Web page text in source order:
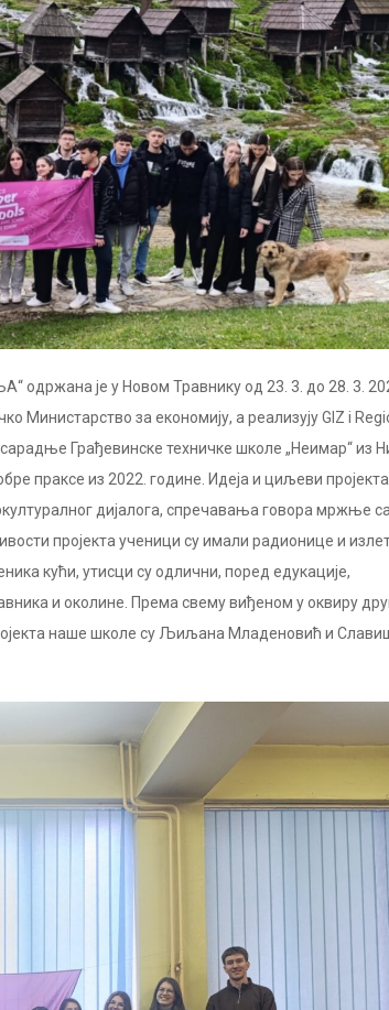
је у Новом Травнику од 23. 3. до 28. 3.
Министарство за економију, а реализују GIZ i
Грађевинске техничке школе „Неимар“ из
праксе из 2022. године. Идеја и циљеви пројекта
дијалога, спречавања говора мржње са
пројекта ученици су имали радионице и
кући, утисци су одлични, поред едукације,
и околине. Према свему виђеном у оквиру
наше школе су Љиљана Младеновић и